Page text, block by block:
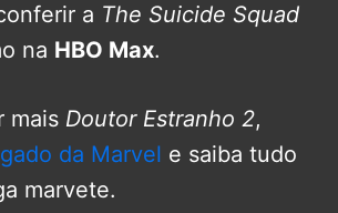
a The Suicide Squad
na HBO Max.
mais Doutor Estranho 2,
da Marvel e saiba tudo
marvete.